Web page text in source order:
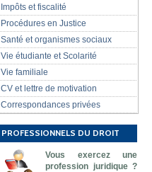
Impôts et fiscalité
Procédures en Justice
Santé et organismes sociaux
Vie étudiante et Scolarité
Vie familiale
CV et lettre de motivation
Correspondances privées
PROFESSIONNELS DU DROIT
Vous exercez une
profession juridique ?